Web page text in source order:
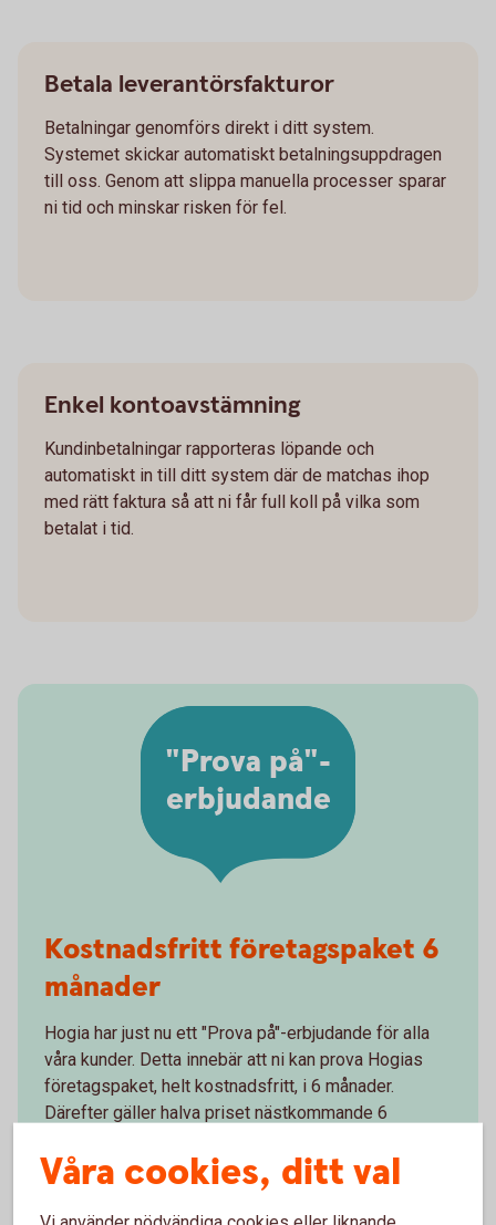
Betala leverantörsfakturor
Betalningar genomförs direkt i ditt system.
Systemet skickar automatiskt betalningsuppdragen
till oss. Genom att slippa manuella processer sparar
ni tid och minskar risken för fel.
Enkel kontoavstämning
Kundinbetalningar rapporteras löpande och
automatiskt in till ditt system där de matchas ihop
med rätt faktura så att ni får full koll på vilka som
betalat i tid.
"Prova på"-
erbjudande
Kostnadsfritt företagspaket 6
månader
Hogia har just nu ett "Prova på"-erbjudande för alla
våra kunder. Detta innebär att ni kan prova Hogias
företagspaket, helt kostnadsfritt, i 6 månader.
Därefter gäller halva priset nästkommande 6
Hogia företagspaket - "Prova på"-erbjudande
för vårakunder
Våra cookies, ditt val